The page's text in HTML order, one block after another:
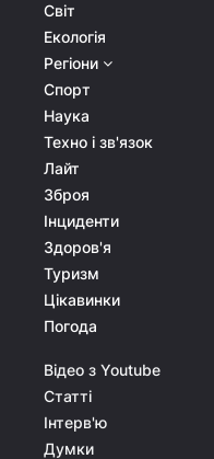
Світ
Екологія
Регіони
Спорт
Наука
Техно і зв'язок
Лайт
Зброя
Інциденти
Здоров'я
Туризм
Цікавинки
Погода
Відео з Youtube
Статті
Інтерв'ю
Думки